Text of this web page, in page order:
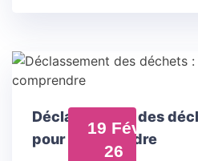
19 Fév
26
Déclassement des
pour comprendre